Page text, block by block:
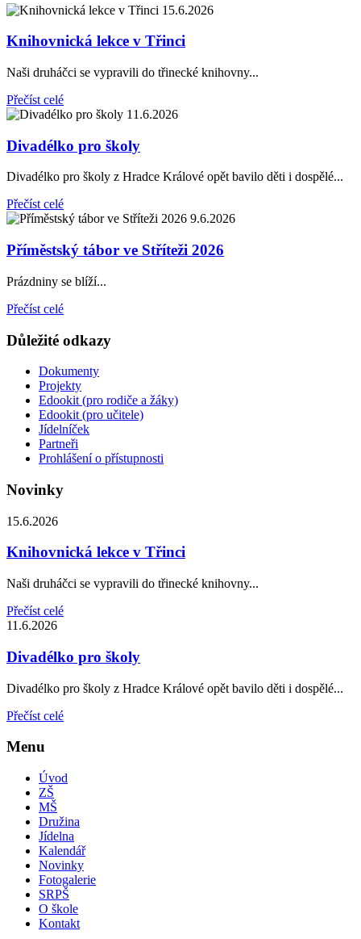
15.6.2026
Knihovnická lekce v Třinci
Naši druháčci se vypravili do třinecké knihovny...
Přečíst celé
11.6.2026
Divadélko pro školy
Divadélko pro školy z Hradce Králové opět bavilo děti i dospělé...
Přečíst celé
9.6.2026
Příměstský tábor ve Stříteži 2026
Prázdniny se blíží...
Přečíst celé
Důležité odkazy
Dokumenty
Projekty
Edookit (pro rodiče a žáky)
Edookit (pro učitele)
Jídelníček
Partneři
Prohlášení o přístupnosti
Novinky
15.6.2026
Knihovnická lekce v Třinci
Naši druháčci se vypravili do třinecké knihovny...
Přečíst celé
11.6.2026
Divadélko pro školy
Divadélko pro školy z Hradce Králové opět bavilo děti i dospělé...
Přečíst celé
Menu
Úvod
ZŠ
MŠ
Družina
Jídelna
Kalendář
Novinky
Fotogalerie
SRPŠ
O škole
Kontakt